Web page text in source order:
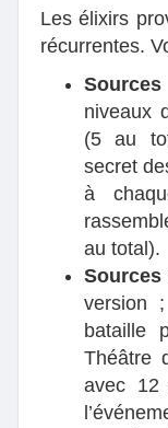
Les élixirs
récurrentes.
niveaux
(5 au
secret
à
au total).
Sources
version
bataille
Théâtre
avec